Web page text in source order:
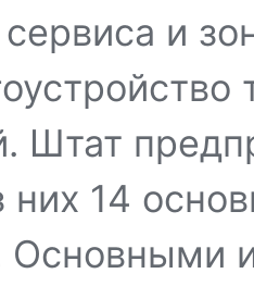
и
Штат
них 14
Основными